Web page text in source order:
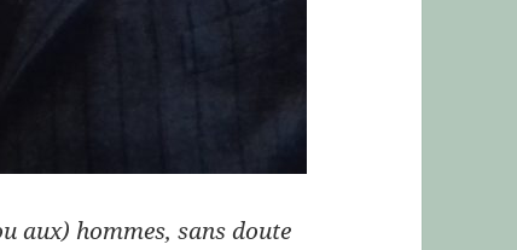
aux) hommes, sans doute